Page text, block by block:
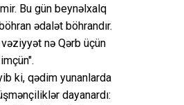
Bu gün beynəlxalq
ədalət böhrandır.
nə Qərb üçün
ki, qədim yunanlarda
dayanardı: